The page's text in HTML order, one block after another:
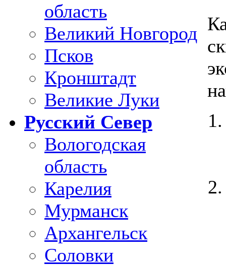
область
Великий Новгород
Псков
Кронштадт
Великие Луки
Русский Север
Вологодская
область
Карелия
Мурманск
Архангельск
Соловки